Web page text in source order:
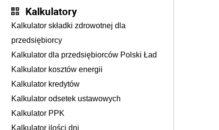
Kalkulatory
Kalkulator składki zdrowotnej dla
przedsiębiorcy
Kalkulator dla przedsiębiorców Polski Ład
Kalkulator kosztów energii
Kalkulator kredytów
Kalkulator odsetek ustawowych
Kalkulator PPK
Kalkulator ilości dni